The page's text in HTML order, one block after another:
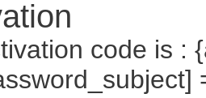
code is :